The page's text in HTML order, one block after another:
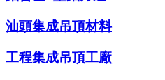
汕頭集成吊頂材料
工程集成吊頂工廠